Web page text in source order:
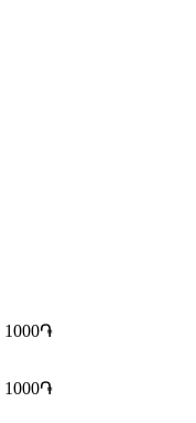
1000֏
1000֏